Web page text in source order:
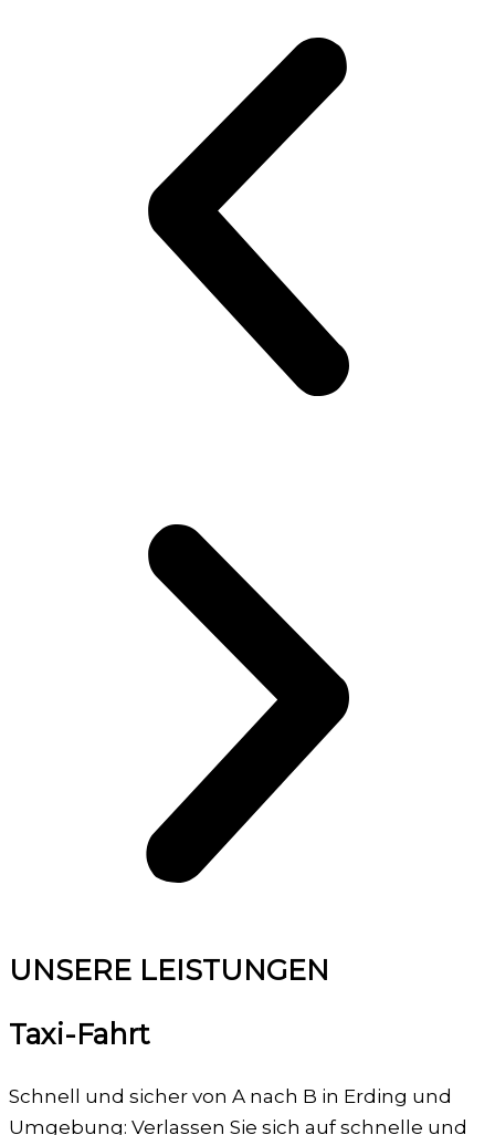
UNSERE LEISTUNGEN
Taxi-Fahrt
Schnell und sicher von A nach B in Erding und
Umgebung: Verlassen Sie sich auf schnelle und